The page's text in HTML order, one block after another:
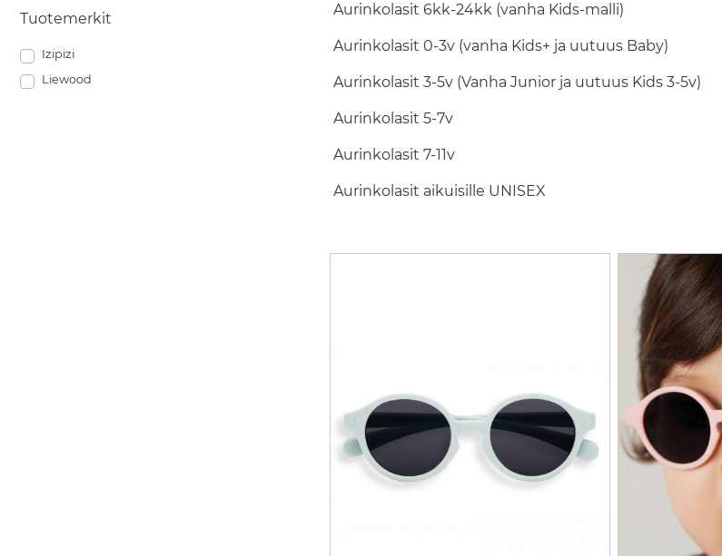
Tuotemerkit
Izipizi
Liewood
Aurinkolasit 6kk-24kk (vanha Kids-malli)
Aurinkolasit 0-3v (vanha Kids+ ja uutuus Baby)
Aurinkolasit 3-5v (Vanha Junior ja uutuus Kids 3-5v)
Aurinkolasit 5-7v
Aurinkolasit 7-11v
Aurinkolasit aikuisille UNISEX